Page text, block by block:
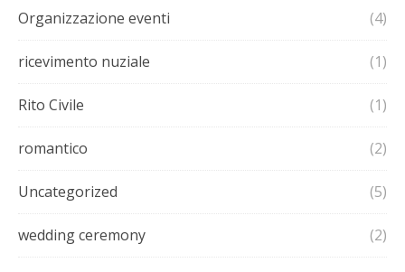
Organizzazione eventi (4)
ricevimento nuziale (1)
Rito Civile (1)
romantico (2)
Uncategorized (5)
wedding ceremony (2)